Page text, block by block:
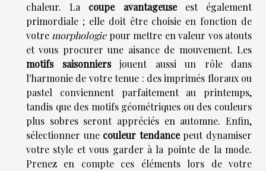
chaleur. La coupe avantageuseest également
primordiale ; elle doit être choisie en fonction de
votre morphologiepour mettre en valeur vos atouts
et vous procurer une aisance de mouvement. Les
motifs saisonniersjouent aussi un rôle dans
l'harmonie de votre tenue : des imprimés floraux ou
pastel conviennent parfaitement au printemps,
tandis que des motifs géométriques ou des couleurs
plus sobres seront appréciés en automne. Enfin,
sélectionner une couleur tendancepeut dynamiser
votre style et vous garder à la pointe de la mode.
Prenez en compte ces éléments lors de votre